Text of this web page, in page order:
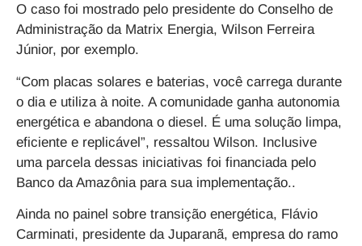
O caso foi mostrado pelo presidente do Conselho de
Administração da Matrix Energia, Wilson Ferreira
Júnior, por exemplo.
“Com placas solares e baterias, você carrega durante
o dia e utiliza à noite. A comunidade ganha autonomia
energética e abandona o diesel. É uma solução limpa,
eficiente e replicável”, ressaltou Wilson. Inclusive
uma parcela dessas iniciativas foi financiada pelo
Banco da Amazônia para sua implementação..
Ainda no painel sobre transição energética, Flávio
Carminati, presidente da Juparanã, empresa do ramo